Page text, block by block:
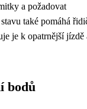
a požadovat
také pomáhá
je k opatrnější jízdě
bodů